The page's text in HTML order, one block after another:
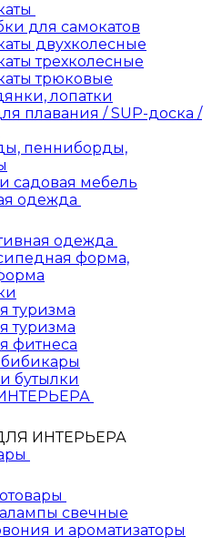
для самокатов
двухколесные
трехколесные
трюковые
лопатки
плавания / SUP-доска /
пенниборды,
садовая мебель
одежда
одежда
форма,
туризма
туризма
фитнеса
бутылки
ИНТЕРЬЕРА
свечные
и ароматизаторы